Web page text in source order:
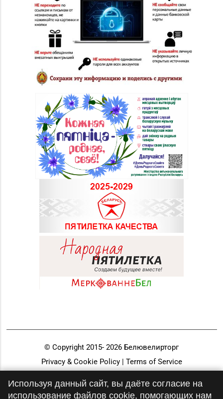
© Copyright 2015- 2026 Белювелирторг
Privacy & Cookie Policy | Terms of Service
Используя данный сайт, вы даёте согласие на
использование файлов cookie, помогающих нам